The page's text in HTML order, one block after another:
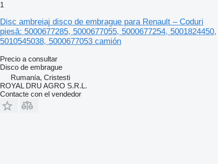
1
Disc ambreiaj disco de embrague para Renault – Coduri
piesă: 5000677285, 5000677055, 5000677254, 5001824450,
5010545038, 5000677053 camión
Precio a consultar
Disco de embrague
Rumanía, Cristesti
ROYAL DRU AGRO S.R.L.
Contacte con el vendedor